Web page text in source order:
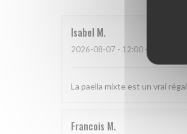
Isabel M
2026-08-07 - 12:00 - Invitados 9
La paella mixte est un vrai régal
Francois M